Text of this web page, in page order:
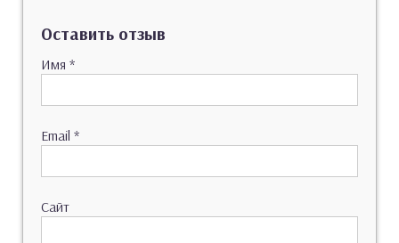
Оставить отзыв
Имя *
Email *
Сайт